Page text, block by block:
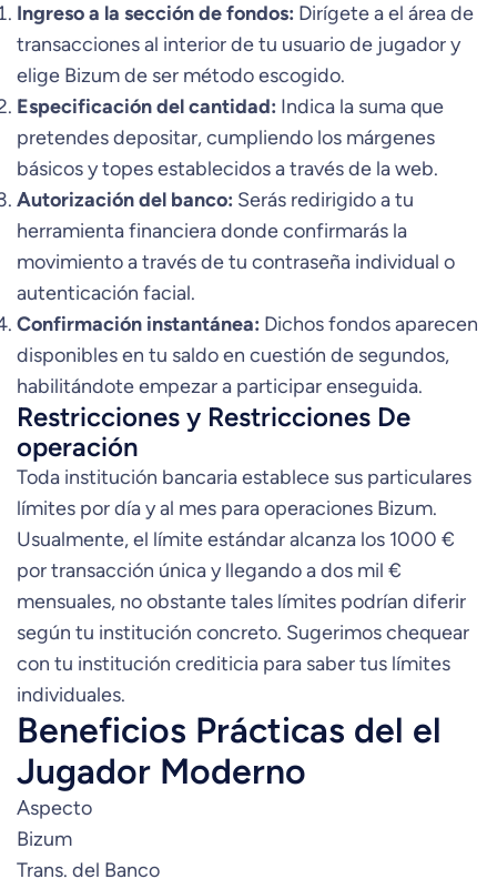
Ingreso a la sección de fondos: Dirígete a el área de
transacciones al interior de tu usuario de jugador y
elige Bizum de ser método escogido.
Especificación del cantidad: Indica la suma que
pretendes depositar, cumpliendo los márgenes
básicos y topes establecidos a través de la web.
Autorización del banco: Serás redirigido a tu
herramienta financiera donde confirmarás la
movimiento a través de tu contraseña individual o
autenticación facial.
Confirmación instantánea: Dichos fondos aparecen
disponibles en tu saldo en cuestión de segundos,
habilitándote empezar a participar enseguida.
Restricciones y Restricciones De
operación
Toda institución bancaria establece sus particulares
límites por día y al mes para operaciones Bizum.
Usualmente, el límite estándar alcanza los 1000 €
por transacción única y llegando a dos mil €
mensuales, no obstante tales límites podrían diferir
según tu institución concreto. Sugerimos chequear
con tu institución crediticia para saber tus límites
individuales.
Beneficios Prácticas del el
Jugador Moderno
Aspecto
Bizum
Trans. del Banco